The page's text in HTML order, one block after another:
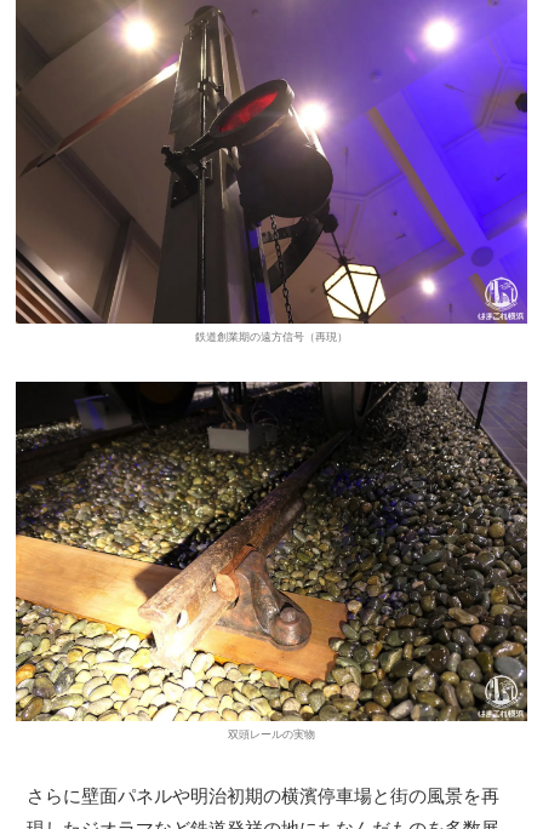
鉄道創業期の遠方信号（再現）
双頭レールの実物
さらに壁面パネルや明治初期の横濱停車場と街の風景を再